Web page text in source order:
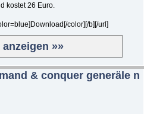
kostet 26 Euro.
color][/b][/url]
»»
& conquer generäle n